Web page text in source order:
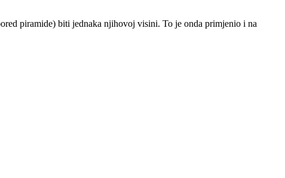
piramide) biti jednaka njihovoj visini. To je onda primjenio i na